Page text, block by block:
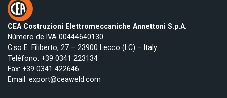
CEA Costruzioni Elettromeccaniche Annettoni S.p.A.
Número de IVA 00444640130
C.so E. Filiberto, 27 – 23900 Lecco (LC) – Italy
Teléfono: +39 0341 223134
Fax: +39 0341 422646
Email: export@ceaweld.com